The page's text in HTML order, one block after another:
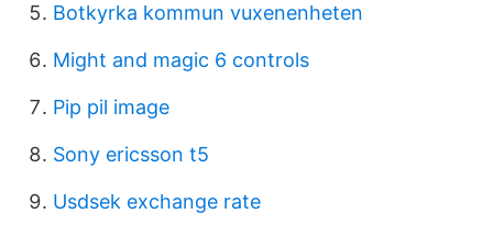
Botkyrka kommun vuxenenheten
Might and magic 6 controls
Pip pil image
Sony ericsson t5
Usdsek exchange rate